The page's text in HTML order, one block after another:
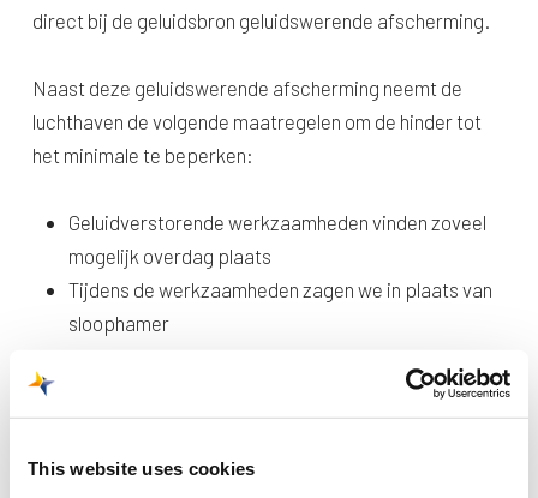
This website uses cookies
direct bij de geluidsbron geluidswerende afscherming.
Naast deze geluidswerende afscherming neemt de
luchthaven de volgende maatregelen om de hinder tot
het minimale te beperken:
Geluidverstorende werkzaamheden vinden zoveel
mogelijk overdag plaats
Tijdens de werkzaamheden zagen we in plaats van
sloophamer
Alle werkploegen ontvangen instructies voor het
omgevingsbewust uitvoeren van de